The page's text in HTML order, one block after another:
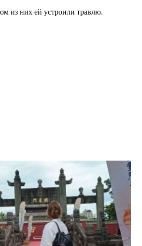
из них ей устроили травлю.